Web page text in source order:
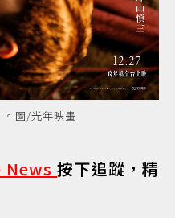
。圖/光年映畫
News按下追蹤，精